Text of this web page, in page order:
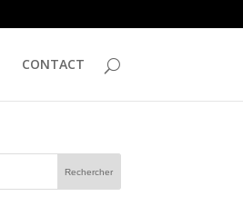
CONTACT